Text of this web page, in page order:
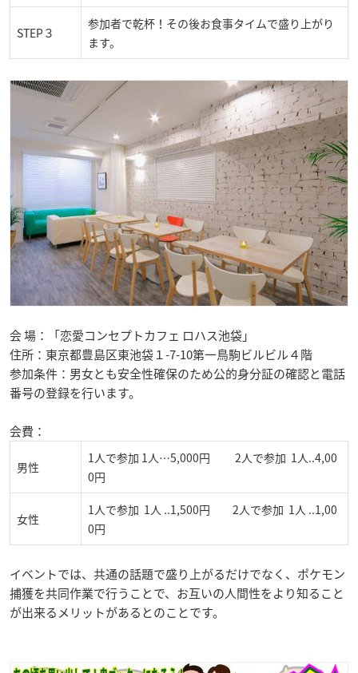
STEP３
参加者で乾杯！その後お食事タイムで盛り上がり
ます。
会 場：「恋愛コンセプトカフェ ロハス池袋」
住所：東京都豊島区東池袋１-7-10第一鳥駒ビルビル４階
参加条件：男女とも安全性確保のため公的身分証の確認と電話
番号の登録を行います。
会費：
男性
1人で参加 1人…5,000円 2人で参加 1人..4,00
0円
女性
1人で参加 1人 ..1,500円 2人で参加 1人 ..1,00
0円
イベントでは、共通の話題で盛り上がるだけでなく、ポケモン
捕獲を共同作業で行うことで、お互いの人間性をより知ること
が出来るメリットがあるとのことです。